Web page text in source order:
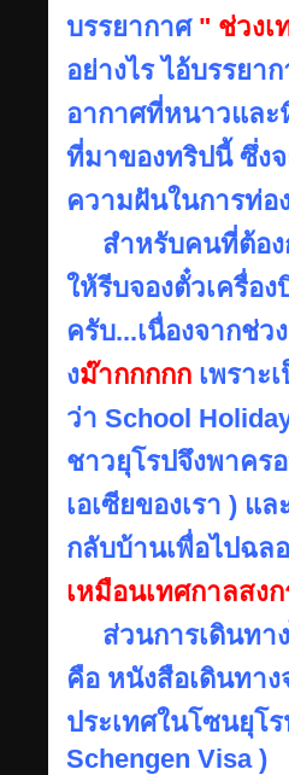
บรรยากาศ " ช่วง
อย่างไร ไอ้บรรยา
อากาศที่หนาวและ
ที่มาของทริปนี้ ซึ่ง
ความฝันในการท่อ
สำหรับคนที่ต้องก
ให้รีบจองตั๋วเครื่อ
ครับ...เนื่องจากช่ว
งม๊ากกกกก เพราะ
ว่า School
ชาวยุโรปจึงพาคร
เอเซียของเรา ) แ
กลับบ้านเพื่อไปฉล
เหมือนเทศกาลสง
ส่วนการเดินทาง
คือ หนังสือเดินทาง
ประเทศในโซนยุโ
Schengen Visa )